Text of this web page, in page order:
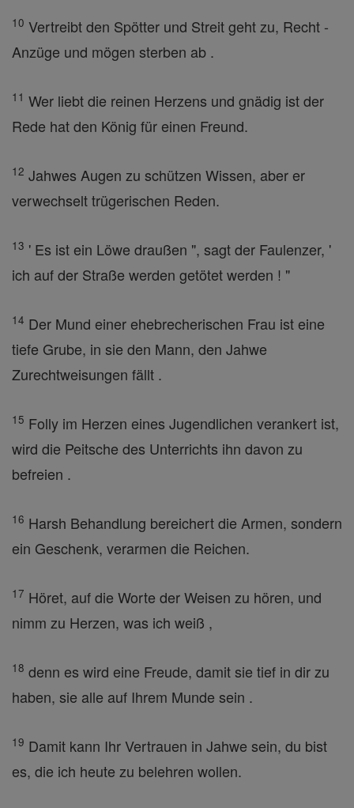
10 Vertreibt den Spötter und Streit geht zu, Recht -
Anzüge und mögen sterben ab .
11 Wer liebt die reinen Herzens und gnädig ist der
Rede hat den König für einen Freund.
12 Jahwes Augen zu schützen Wissen, aber er
verwechselt trügerischen Reden.
13 ' Es ist ein Löwe draußen ", sagt der Faulenzer, '
ich auf der Straße werden getötet werden ! "
14 Der Mund einer ehebrecherischen Frau ist eine
tiefe Grube, in sie den Mann, den Jahwe
Zurechtweisungen fällt .
15 Folly im Herzen eines Jugendlichen verankert ist,
wird die Peitsche des Unterrichts ihn davon zu
befreien .
16 Harsh Behandlung bereichert die Armen, sondern
ein Geschenk, verarmen die Reichen.
17 Höret, auf die Worte der Weisen zu hören, und
nimm zu Herzen, was ich weiß ,
18 denn es wird eine Freude, damit sie tief in dir zu
haben, sie alle auf Ihrem Munde sein .
19 Damit kann Ihr Vertrauen in Jahwe sein, du bist
es, die ich heute zu belehren wollen.